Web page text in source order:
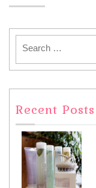
Recent Posts